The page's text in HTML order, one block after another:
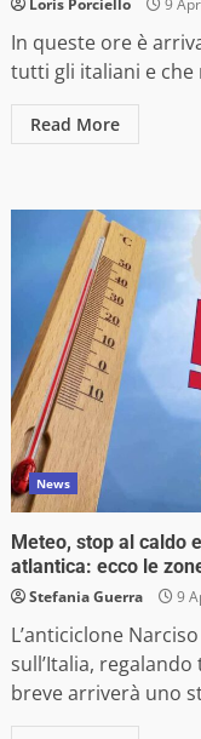
In queste ore è
tutti gli italiani e che
Read More
News
Meteo, stop al caldo
atlantica: ecco le
Stefania Guerra 9
L’anticiclone
sull’Italia,
breve arriverà uno